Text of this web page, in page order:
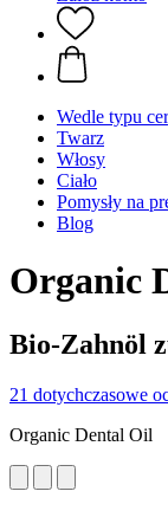
Wedle typu
Twarz
Włosy
Ciało
Pomysły na
Blog
Organic
Bio-Zahnöl
21 dotychczasowe
Organic Dental Oil